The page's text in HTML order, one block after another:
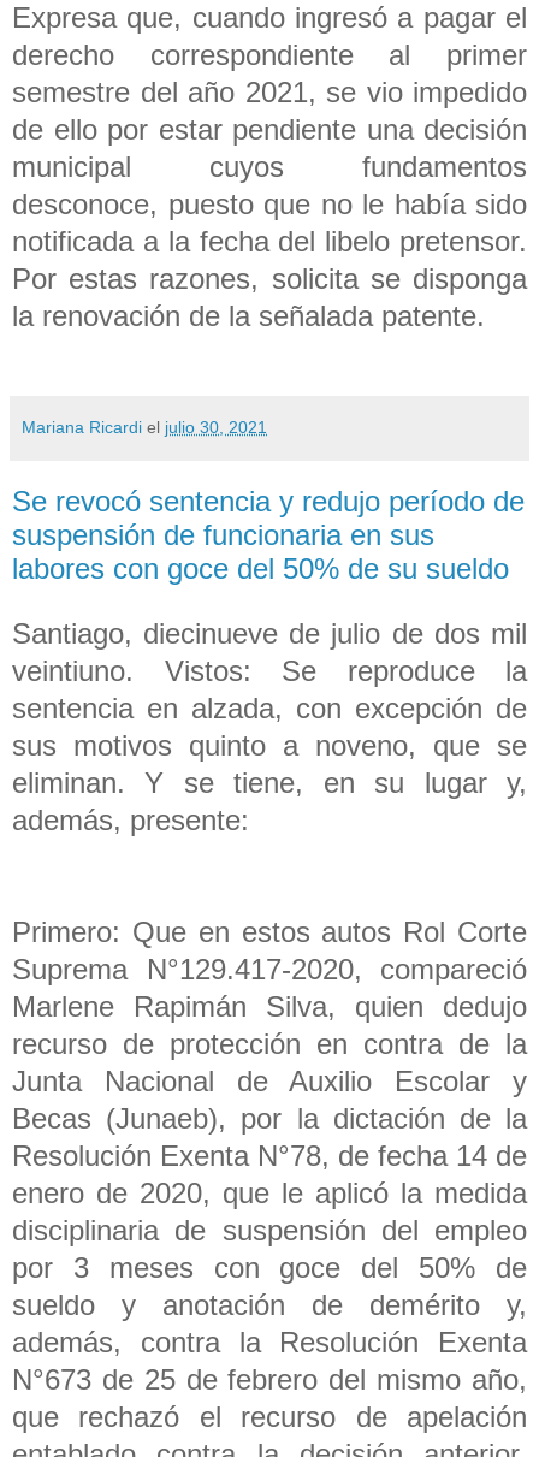
Expresa que, cuando ingresó a pagar el
derecho correspondiente al primer
semestre del año 2021, se vio impedido
de ello por estar pendiente una decisión
municipal cuyos fundamentos
desconoce, puesto que no le había sido
notificada a la fecha del libelo pretensor.
Por estas razones, solicita se disponga
la renovación de la señalada patente.
Mariana Ricardi el julio 30, 2021
Se revocó sentencia y redujo período de
suspensión de funcionaria en sus
labores con goce del 50% de su sueldo
Santiago, diecinueve de julio de dos mil
veintiuno. Vistos: Se reproduce la
sentencia en alzada, con excepción de
sus motivos quinto a noveno, que se
eliminan. Y se tiene, en su lugar y,
además, presente:
Primero: Que en estos autos Rol Corte
Suprema N°129.417-2020, compareció
Marlene Rapimán Silva, quien dedujo
recurso de protección en contra de la
Junta Nacional de Auxilio Escolar y
Becas (Junaeb), por la dictación de la
Resolución Exenta N°78, de fecha 14 de
enero de 2020, que le aplicó la medida
disciplinaria de suspensión del empleo
por 3 meses con goce del 50% de
sueldo y anotación de demérito y,
además, contra la Resolución Exenta
N°673 de 25 de febrero del mismo año,
que rechazó el recurso de apelación